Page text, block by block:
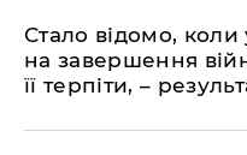
Стало відомо, коли
на завершення
її терпіти, –